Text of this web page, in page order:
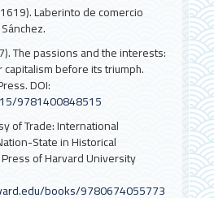
Laberinto de comercio
The passions and the interests:
before its triumph.
DOI:
9781400848515
of Trade: International
State in Historical
of Harvard University
books/9780674055773